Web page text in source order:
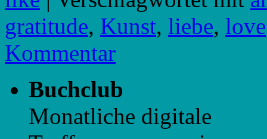
gratitude, Kunst, liebe, love
Kommentar
Buchclub
Monatliche digitale